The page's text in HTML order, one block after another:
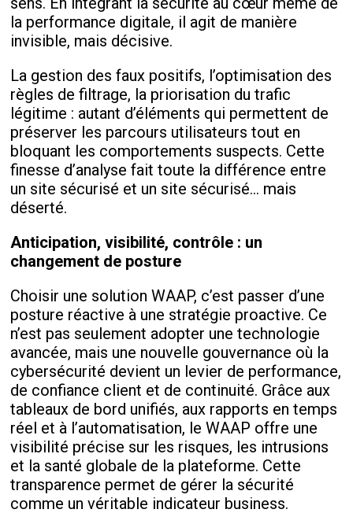
la performance digitale, il agit de manière
invisible, mais décisive.
La gestion des faux positifs, l’optimisation des
règles de filtrage, la priorisation du trafic
légitime : autant d’éléments qui permettent de
préserver les parcours utilisateurs tout en
bloquant les comportements suspects. Cette
finesse d’analyse fait toute la différence entre
un site sécurisé et un site sécurisé… mais
déserté.
Anticipation, visibilité, contrôle : un
changement de posture
Choisir une solution WAAP, c’est passer d’une
posture réactive à une stratégie proactive. Ce
n’est pas seulement adopter une technologie
avancée, mais une nouvelle gouvernance où la
cybersécurité devient un levier de performance,
de confiance client et de continuité. Grâce aux
tableaux de bord unifiés, aux rapports en temps
réel et à l’automatisation, le WAAP offre une
visibilité précise sur les risques, les intrusions
et la santé globale de la plateforme. Cette
transparence permet de gérer la sécurité
comme un véritable indicateur business.